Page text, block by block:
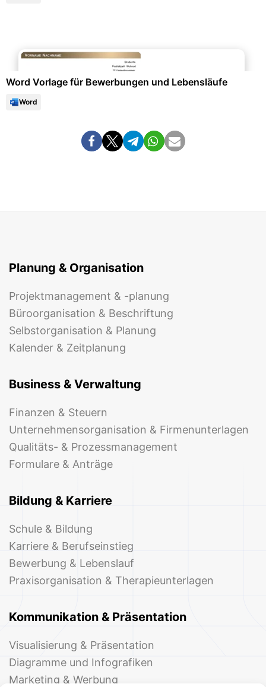
Word Vorlage für Bewerbungen und Lebensläufe
Word
Planung & Organisation
Projektmanagement & -planung
Büroorganisation & Beschriftung
Selbstorganisation & Planung
Kalender & Zeitplanung
Business & Verwaltung
Finanzen & Steuern
Unternehmensorganisation & Firmenunterlagen
Qualitäts- & Prozessmanagement
Formulare & Anträge
Bildung & Karriere
Schule & Bildung
Karriere & Berufseinstieg
Bewerbung & Lebenslauf
Praxisorganisation & Therapieunterlagen
Kommunikation & Präsentation
Visualisierung & Präsentation
Diagramme und Infografiken
Marketing & Werbung